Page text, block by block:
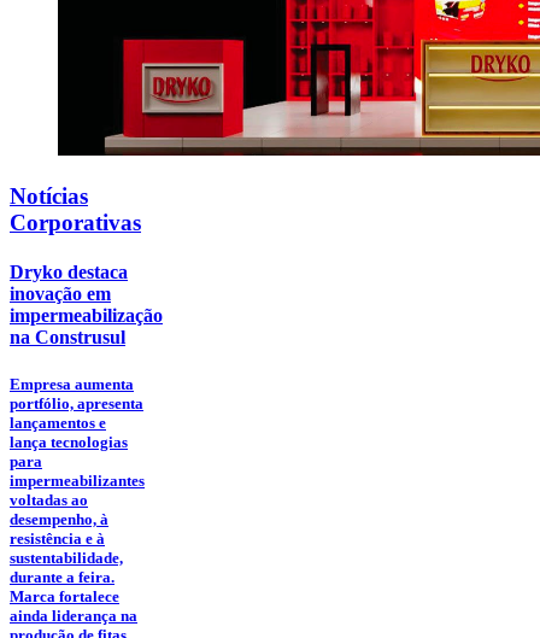
Notícias
Corporativas
Dryko destaca
inovação em
impermeabilização
na Construsul
Empresa aumenta
portfólio, apresenta
lançamentos e
lança tecnologias
para
impermeabilizantes
voltadas ao
desempenho, à
resistência e à
sustentabilidade,
durante a feira.
Marca fortalece
ainda liderança na